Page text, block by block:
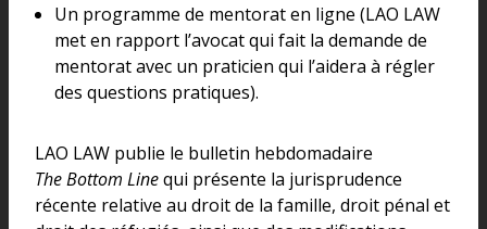
Un programme de mentorat en ligne (LAO LAW
met en rapport l’avocat qui fait la demande de
mentorat avec un praticien qui l’aidera à régler
des questions pratiques).
LAO LAW publie le bulletin hebdomadaire
The Bottom Linequi présente la jurisprudence
récente relative au droit de la famille, droit pénal et